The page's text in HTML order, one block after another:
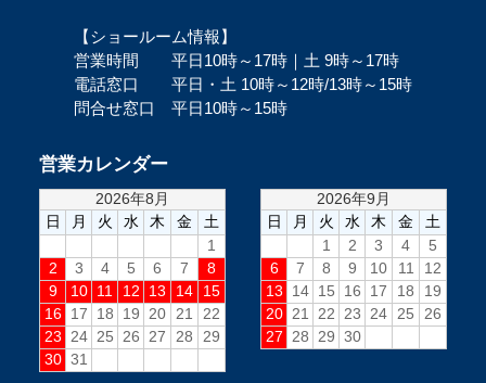
【ショールーム情報】
営業時間 平日10時～17時｜土 9時～17時
電話窓口 平日・土 10時～12時/13時～15時
問合せ窓口 平日10時～15時
営業カレンダー